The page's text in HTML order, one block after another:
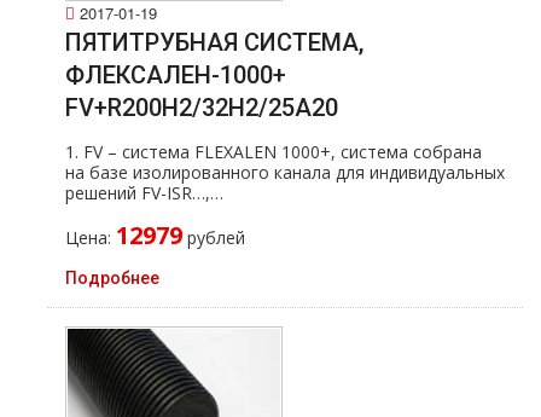
2017-01-19
ПЯТИТРУБНАЯ СИСТЕМА,
ФЛЕКСАЛЕН-1000+
FV+R200H2/32H2/25A20
1. FV – система FLEXALEN 1000+, система собрана
на базе изолированного канала для индивидуальных
решений FV-ISR…,…
Цена: 12979 рублей
Подробнее